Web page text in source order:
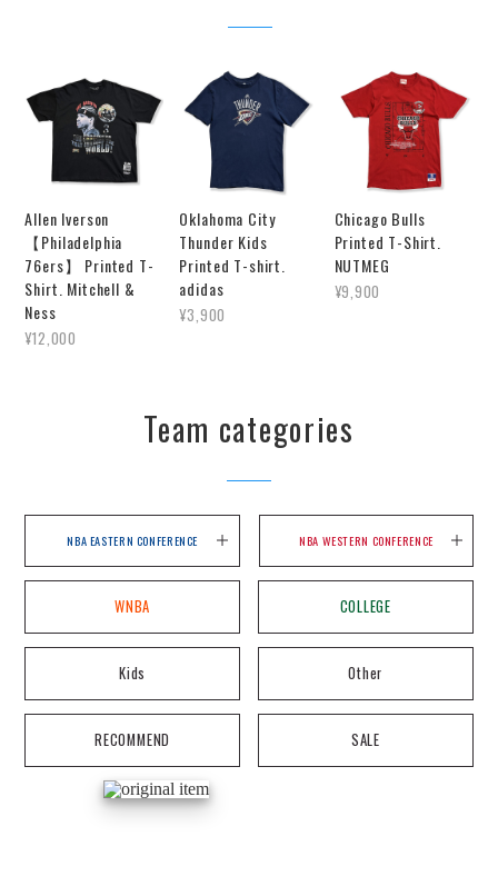
Allen Iverson
【Philadelphia
76ers】 Printed T-
Shirt. Mitchell &
Ness
¥12,000
Oklahoma City
Thunder Kids
Printed T-shirt.
adidas
¥3,900
Chicago Bulls
Printed T-Shirt.
NUTMEG
¥9,900
Team categories
NBA EASTERN CONFERENCE NBA WESTERN CONFERENCE
WNBA COLLEGE
Kids Other
RECOMMEND SALE